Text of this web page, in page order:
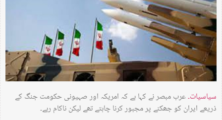
سیاسیات۔عرب مبصر نے کہا ہے کہ امریکہ اور صہیونی حکومت جنگ کے
ذریعے ایران کو جھکنے پر مجبور کرنا چاہتے تھے لیکن ناکام رہے۔